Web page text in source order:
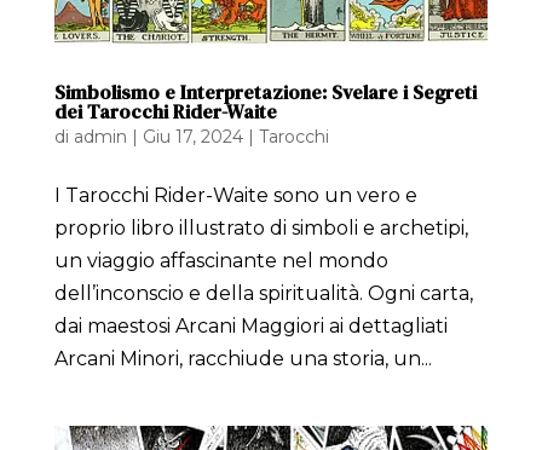
Simbolismo e Interpretazione: Svelare i Segreti
dei Tarocchi Rider-Waite
di admin | Giu 17, 2024| Tarocchi
I Tarocchi Rider-Waite sono un vero e
proprio libro illustrato di simboli e archetipi,
un viaggio affascinante nel mondo
dell’inconscio e della spiritualità. Ogni carta,
dai maestosi Arcani Maggiori ai dettagliati
Arcani Minori, racchiude una storia, un...